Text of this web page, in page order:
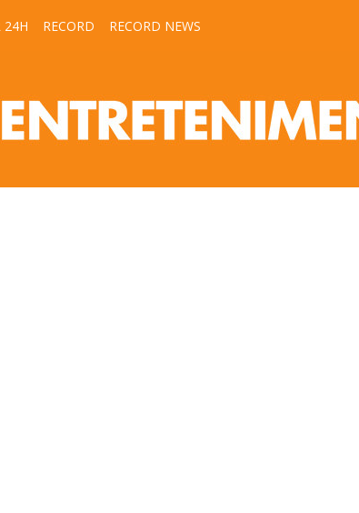
24H RECORD RECORD NEWS